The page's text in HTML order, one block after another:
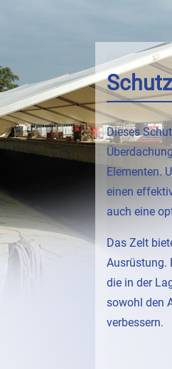
Dieses
Elementen.
einen
auch eine
Das Zelt
Ausrüstung.
die in der
sowohl den
verbessern.